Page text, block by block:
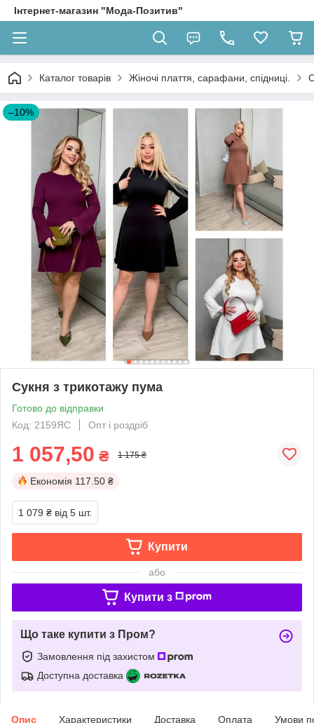
Інтернет-магазин "Мода-Позитив"
Каталог товарів Жіночі плаття, сарафани, спідниці.
–10%
Сукня з трикотажу пума
Готово до відправки
Код: 2159ЯС
Опт і роздріб
1 057,50 ₴ 1 175 ₴
Економія 117.50 ₴
1 079 ₴ від 5 шт.
Купити
або
Купити з
Що таке купити з Пром?
Замовлення під захистом
Доступна доставка
Опис Характеристики Доставка Оплата Умови